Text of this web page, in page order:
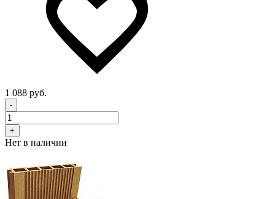
1 088 руб.
-
+
Нет в наличии